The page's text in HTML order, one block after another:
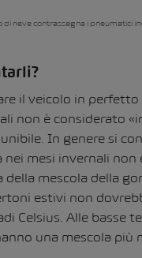
di neve contrassegna i pneumatici
il veicolo in
non è considerato
In genere si
mesi invernali
della mescola della
estivi non
Celsius. Alle basse
una mescola più